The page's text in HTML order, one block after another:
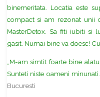
binemeritata. Locatia este
compact si am rezonat unii
MasterDetox. Sa fiti iubiti si
gasit. Numai bine va doesc!
„M-am simtit foarte bine
Sunteti niste oameni
Bucuresti